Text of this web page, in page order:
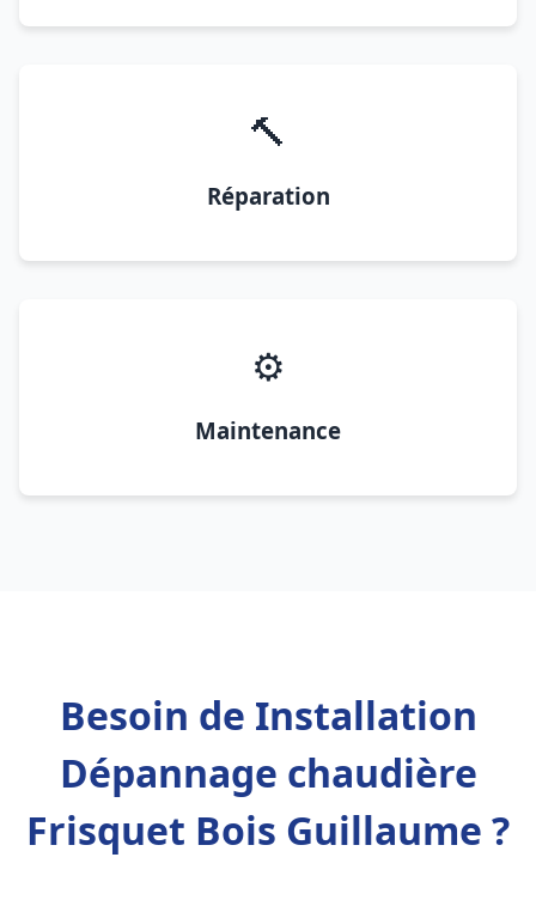
🔨
Réparation
⚙️
Maintenance
Besoin de Installation
Dépannage chaudière
Frisquet Bois Guillaume ?